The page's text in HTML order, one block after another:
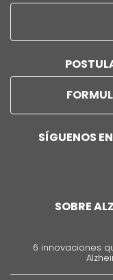
SÍGUENOS
SOBRE
6 innovaciones